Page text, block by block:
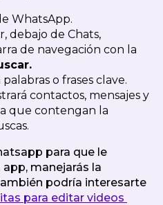
WhatsApp.
debajo de Chats,
de navegación con la
o frases clave.
contactos, mensajes y
que contengan la
para que le
manejarás la
podría interesarte
para editar videos